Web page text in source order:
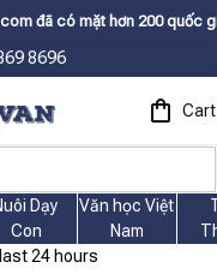
quốc gia như Mỹ,
8696
Cart
Dạy
Con
Văn học Việt
Nam
24 hours